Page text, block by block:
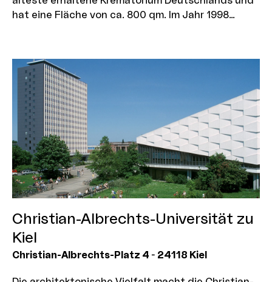
hat eine Fläche von ca. 800 qm. Im Jahr 1998
von Gastronomie genutzt. Seit 2009 ist die
Flachsland Zukunftsschule im Alsterpalais
beheimatet.
Christian-Albrechts-Universität zu
Kiel
Christian-Albrechts-Platz 4 - 24118 Kiel